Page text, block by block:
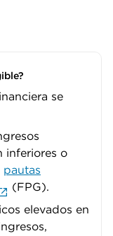
se
inferiores o
pautas
(FPG).
elevados en